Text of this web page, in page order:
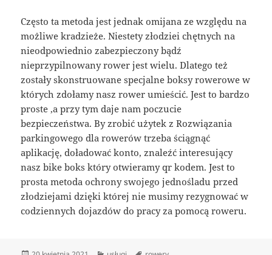
Często ta metoda jest jednak omijana ze względu na
możliwe kradzieże. Niestety złodziei chętnych na
nieodpowiednio zabezpieczony bądź
nieprzypilnowany rower jest wielu. Dlatego też
zostały skonstruowane specjalne boksy rowerowe w
których zdołamy nasz rower umieścić. Jest to bardzo
proste ,a przy tym daje nam poczucie
bezpieczeństwa. By zrobić użytek z Rozwiązania
parkingowego dla rowerów trzeba ściągnąć
aplikację, doładować konto, znaleźć interesujący
nasz bike boks który otwieramy qr kodem. Jest to
prosta metoda ochrony swojego jednośladu przed
złodziejami dzięki której nie musimy rezygnować w
codziennych dojazdów do pracy za pomocą roweru.